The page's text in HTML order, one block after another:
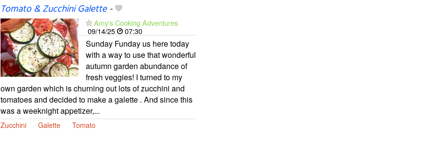
Tomato & Zucchini Galette-
Amy's Cooking Adventures
09/14/25
07:30
Sunday Funday us here today
with a way to use that wonderful
autumn garden abundance of
fresh veggies! I turned to my
own garden which is churning out lots of zucchini and
tomatoes and decided to make a galette . And since this
was a weeknight appetizer,...
Zucchini Galette Tomato